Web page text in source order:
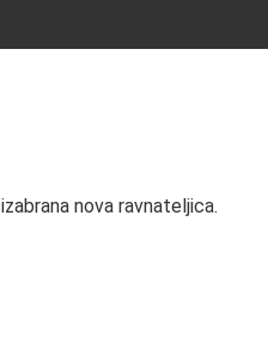
nova ravnateljica.